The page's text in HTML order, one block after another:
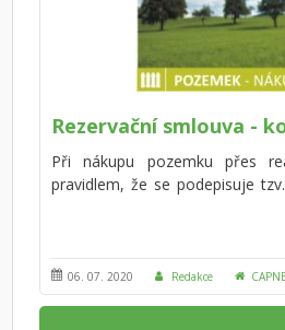
dopadnout velmi nešťastně.
také pomůže dle potřebných
skutečného majitele bytu,
výpis z katastru nemovitosti.
ještě ověřit?
Rezervační smlouva -
Při nákupu pozemku přes
pravidlem, že se podepisuje
její úskalí? Bývá
chlebem mezi prodávajícím a
smlouvu podepisujte opravdu
06. 07. 2020 Redakce CAPNE